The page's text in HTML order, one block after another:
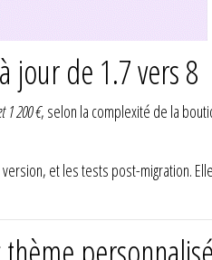
jour de 1.7 vers 8
1 200 €, selon la complexité de la
et les tests post-migration.